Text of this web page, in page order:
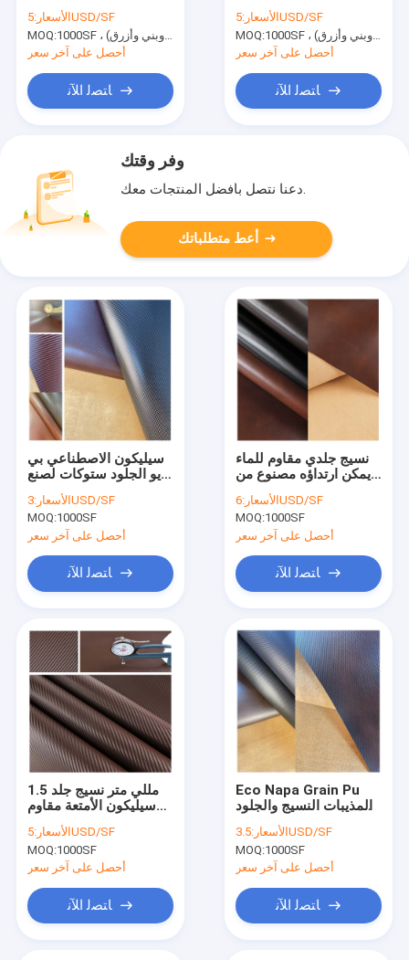
الأسعار: 5USD/SF
MOQ:
1000SF ، ألوان خاصة (اللون الأساسي أسود وبني وأزرق)
أحصل على آخر سعر
ﺎﺘﺼﻟ ﺍﻶﻧ
سيليكون
الأسعار:5USD/SF
MOQ:
1000SF ، ألوان خاصة (اللون الأساسي أسود وبني وأزرق)
أحصل على آخر سعر
ﺎﺘﺼﻟ ﺍﻶﻧ
وفر وقتك
دعنا نتصل بأفضل المنتجات معك.
أعط متطلباتك
سيليكون الاصطناعي بي
يو الجلود ستوكات لصنع
الحقائب
الأسعار: 3USD/SF
MOQ:1000SF
أحصل على آخر سعر
ﺎﺘﺼﻟ ﺍﻶﻧ
نسيج جلدي مقاوم للماء
يمكن ارتداؤه مصنوع من
السيليكون الناعم لحقيبة
اليد
الأسعار:6USD/SF
MOQ:1000SF
أحصل على آخر سعر
ﺎﺘﺼﻟ ﺍﻶﻧ
1.5 مللي متر نسيج جلد
سيليكون الأمتعة مقاوم
للبقع عديم الرائحة
الأسعار: 5USD/SF
MOQ:1000SF
أحصل على آخر سعر
ﺎﺘﺼﻟ ﺍﻶﻧ
Eco Napa Grain Pu
المذيبات النسيج والجلود
الاصطناعية - خالية من
السيليكون مقاومة للبقع
الأسعار:3.5USD/SF
MOQ:1000SF
أحصل على آخر سعر
ﺎﺘﺼﻟ ﺍﻶﻧ